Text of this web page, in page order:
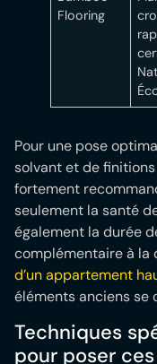
Flooring
Pour une pose
solvant et de
fortement
seulement la santé
également la durée
complémentaire à la
d’un appartement
éléments anciens se
Techniques
pour poser